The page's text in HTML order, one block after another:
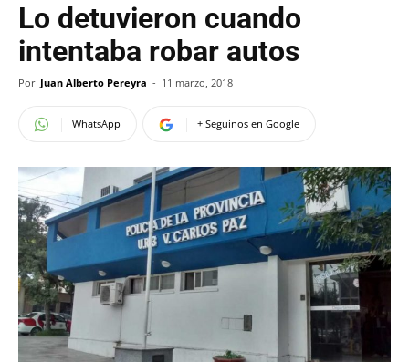
Lo detuvieron cuando
intentaba robar autos
Por Juan Alberto Pereyra - 11 marzo, 2018
WhatsApp + Seguinos en Google